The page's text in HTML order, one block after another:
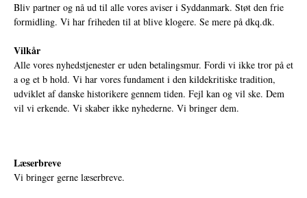
Bliv partner og nå ud til alle vores aviser i Syddanmark. Støt den frie
formidling. Vi har friheden til at blive klogere. Se mere på dkq.dk.
Vilkår
Alle vores nyhedstjenester er uden betalingsmur. Fordi vi ikke tror på et
a og et b hold. Vi har vores fundament i den kildekritiske tradition,
udviklet af danske historikere gennem tiden. Fejl kan og vil ske. Dem
vil vi erkende. Vi skaber ikke nyhederne. Vi bringer dem.
Læserbreve
Vi bringer gerne læserbreve.